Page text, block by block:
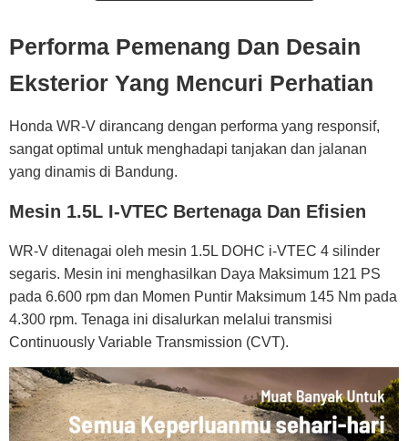
Performa Pemenang Dan Desain
Eksterior Yang Mencuri Perhatian
Honda WR-V dirancang dengan performa yang responsif,
sangat optimal untuk menghadapi tanjakan dan jalanan
yang dinamis di Bandung.
Mesin 1.5L I-VTEC Bertenaga Dan Efisien
WR-V ditenagai oleh mesin 1.5L DOHC i-VTEC 4 silinder
segaris. Mesin ini menghasilkan Daya Maksimum 121 PS
pada 6.600 rpm dan Momen Puntir Maksimum 145 Nm pada
4.300 rpm. Tenaga ini disalurkan melalui transmisi
Continuously Variable Transmission (CVT).